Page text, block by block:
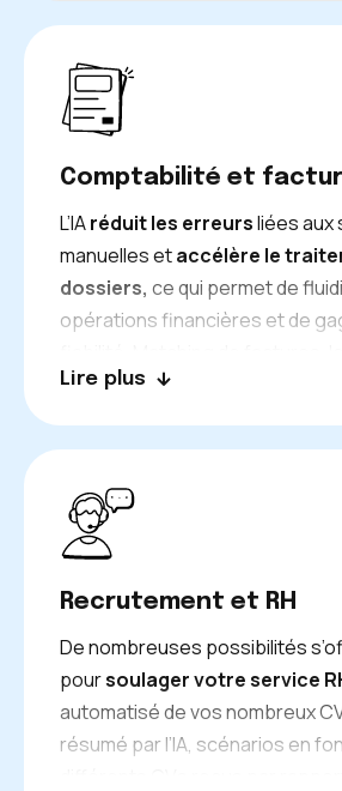
vos actions marketing et
Comptabilité et
L’IAréduit les erreursliées aux
manuelles etaccélère le
dossiers, ce qui permet de
opérations financières et de
automatisée des informations
scénarios, telles sont des
possibles pour soulager votre
comptabilité.
Lire plus
Recrutement et RH
De nombreuses possibilités
poursoulager votre service
automatisé de vos nombreux
résumé par l’IA, scénarios en